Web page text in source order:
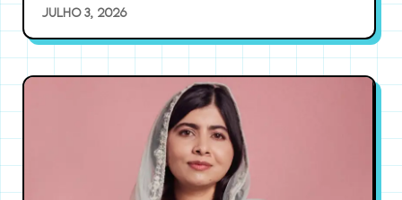
julho 3, 2026